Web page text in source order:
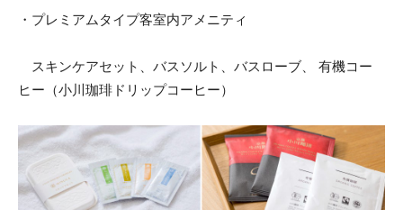
・プレミアムタイプ客室内アメニティ
スキンケアセット、バスソルト、バスローブ、 有機コー
ヒー（小川珈琲ドリップコーヒー）